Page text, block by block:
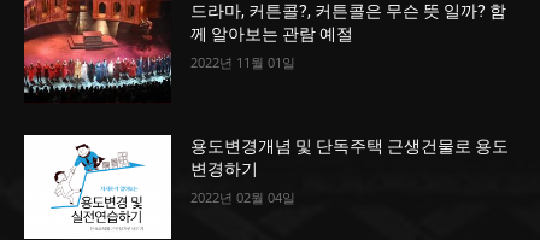
드라마, 커튼콜?, 커튼콜은 무슨 뜻 일까? 함
께 알아보는 관람 예절
2022년 11월 01일
용도변경개념 및 단독주택 근생건물로 용도
변경하기
2022년 02월 04일